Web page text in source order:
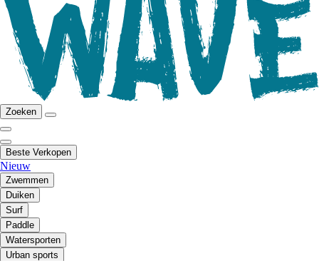
Zoeken
Beste Verkopen
Nieuw
Zwemmen
Duiken
Surf
Paddle
Watersporten
Urban sports